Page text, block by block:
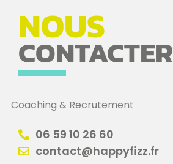
NOUS
CONTACTER
Coaching & Recrutement
06 59 10 26 60
contact@happyfizz.fr